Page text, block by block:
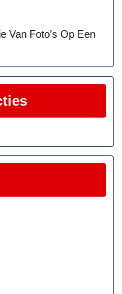
Van Foto’s Op Een